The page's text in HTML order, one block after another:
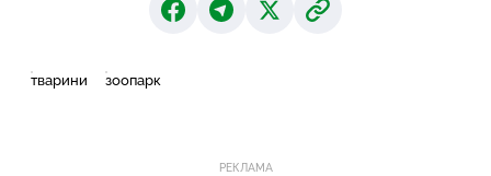
тварини зоопарк
РЕКЛАМА